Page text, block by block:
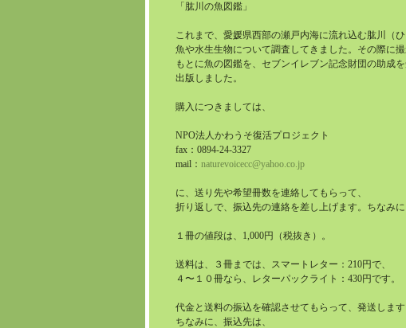
「肱川の魚図鑑」
これまで、愛媛県西部の瀬戸内海に流れ込む肱川（
魚や水生生物について調査してきました。その際に
もとに魚の図鑑を、セブンイレブン記念財団の助成
出版しました。
購入につきましては、
NPO法人かわうそ復活プロジェクト
fax：0894-24-3327
mail： naturevoicecc@yahoo.co.jp
に、送り先や希望冊数を連絡してもらって、
折り返しで、振込先の連絡を差し上げます。ちなみに
１冊の値段は、1,000円（税抜き）。
送料は、３冊までは、スマートレター：210円で、
４〜１０冊なら、レターパックライト：430円です。
代金と送料の振込を確認させてもらって、発送します
ちなみに、振込先は、